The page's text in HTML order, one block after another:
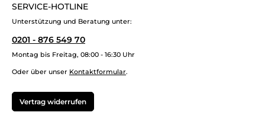
SERVICE-HOTLINE
Unterstützung und Beratung unter:
0201 - 876 549 70
Montag bis Freitag, 08:00 - 16:30 Uhr
Oder über unser Kontaktformular.
Vertrag widerrufen